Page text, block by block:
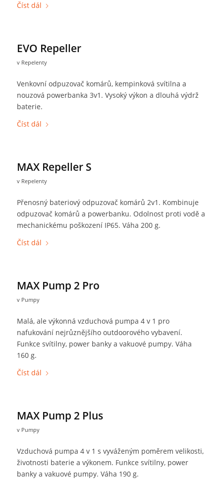
Číst dál
EVO Repeller
v Repelenty
Venkovní odpuzovač komárů, kempinková svítilna a
nouzová powerbanka 3v1. Vysoký výkon a dlouhá výdrž
baterie.
Číst dál
MAX Repeller S
v Repelenty
Přenosný bateriový odpuzovač komárů 2v1. Kombinuje
odpuzovač komárů a powerbanku. Odolnost proti vodě a
mechanickému poškození IP65. Váha 200 g.
Číst dál
MAX Pump 2 Pro
v Pumpy
Malá, ale výkonná vzduchová pumpa 4 v 1 pro
nafukování nejrůznějšího outdoorového vybavení.
Funkce svítilny, power banky a vakuové pumpy. Váha
160 g.
Číst dál
MAX Pump 2 Plus
v Pumpy
Vzduchová pumpa 4 v 1 s vyváženým poměrem velikosti,
životnosti baterie a výkonem. Funkce svítilny, power
banky a vakuové pumpy. Váha 190 g.